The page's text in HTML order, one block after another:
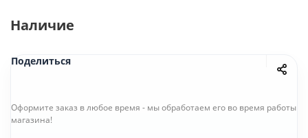
Наличие
Поделиться
Оформите заказ в любое время - мы обработаем его во время работы
магазина!